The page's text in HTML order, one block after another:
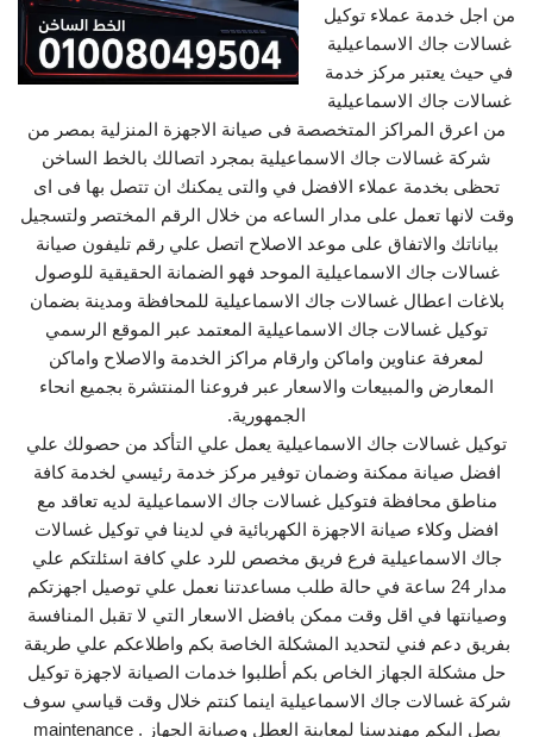
من اجل خدمة عملاء توكيل
غسالات جاك الاسماعيلية
في حيث يعتبر مركز خدمة
غسالات جاك الاسماعيلية
من اعرق المراكز المتخصصة فى صيانة الاجهزة المنزلية بمصر من
شركة غسالات جاك الاسماعيلية بمجرد اتصالك بالخط الساخن
تحظى بخدمة عملاء الافضل في والتى يمكنك ان تتصل بها فى اى
وقت لانها تعمل على مدار الساعه من خلال الرقم المختصر ولتسجيل
بياناتك والاتفاق على موعد الاصلاح اتصل علي رقم تليفون صيانة
غسالات جاك الاسماعيلية الموحد فهو الضمانة الحقيقية للوصول
بلاغات اعطال غسالات جاك الاسماعيلية للمحافظة ومدينة بضمان
توكيل غسالات جاك الاسماعيلية المعتمد عبر الموقع الرسمي
لمعرفة عناوين واماكن وارقام مراكز الخدمة والاصلاح واماكن
المعارض والمبيعات والاسعار عبر فروعنا المنتشرة بجميع انحاء
الجمهورية.
توكيل غسالات جاك الاسماعيلية يعمل علي التأكد من حصولك علي
افضل صيانة ممكنة وضمان توفير مركز خدمة رئيسي لخدمة كافة
مناطق محافظة فتوكيل غسالات جاك الاسماعيلية لديه تعاقد مع
افضل وكلاء صيانة الاجهزة الكهربائية في لدينا في توكيل غسالات
جاك الاسماعيلية فرع فريق مخصص للرد علي كافة اسئلتكم علي
مدار 24 ساعة في حالة طلب مساعدتنا نعمل علي توصيل اجهزتكم
وصيانتها في اقل وقت ممكن بافضل الاسعار التي لا تقبل المنافسة
بفريق دعم فني لتحديد المشكلة الخاصة بكم واطلاعكم علي طريقة
حل مشكلة الجهاز الخاص بكم أطلبوا خدمات الصيانة لاجهزة توكيل
شركة غسالات جاك الاسماعيلية اينما كنتم خلال وقت قياسي سوف
يصل اليكم مهندسنا لمعاينة العطل وصيانة الجهاز . maintenance